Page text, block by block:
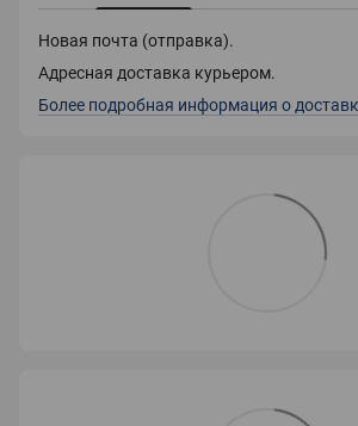
Новая почта (отправка).
Адресная доставка курьером.
Более подробная информация о